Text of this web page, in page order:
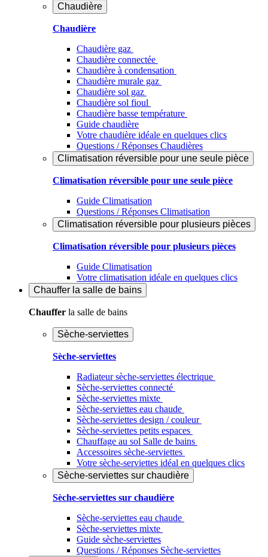
Chaudière
Chaudière
Chaudière gaz
Chaudière connectée
Chaudière à condensation
Chaudière murale gaz
Chaudière sol gaz
Chaudière sol fioul
Chaudière basse température
Guide chaudière
Votre chaudière idéale en quelques clics
Questions / Réponses Chaudières
Climatisation réversible pour une seule pièce
Climatisation réversible pour une seule pièce
Guide Climatisation
Questions / Réponses Climatisation
Climatisation réversible pour plusieurs pièces
Climatisation réversible pour plusieurs pièces
Guide Climatisation
Votre climatisation idéale en quelques clics
Chauffer la salle de bains
Chauffer la salle de bains
Sèche-serviettes
Sèche-serviettes
Radiateur sèche-serviettes électrique
Sèche-serviettes connecté
Sèche-serviettes mixte
Sèche-serviettes eau chaude
Sèche-serviettes design / couleur
Sèche-serviettes petits espaces
Chauffage au sol Salle de bains
Accessoires sèche-serviettes
Votre sèche-serviettes idéal en quelques clics
Sèche-serviettes sur chaudière
Sèche-serviettes sur chaudière
Sèche-serviettes eau chaude
Sèche-serviettes mixte
Guide sèche-serviettes
Questions / Réponses Sèche-serviettes